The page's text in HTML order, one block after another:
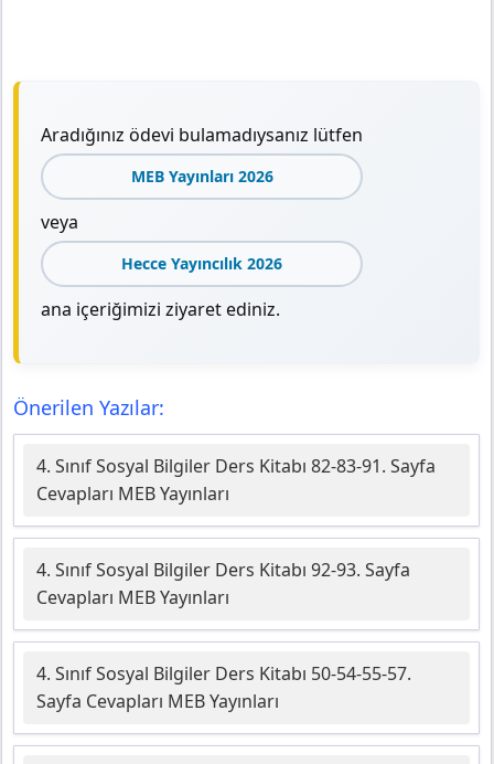
Aradığınız ödevi bulamadıysanız lütfen
MEB Yayınları 2026
veya
Hecce Yayıncılık 2026
ana içeriğimizi ziyaret ediniz.
Önerilen Yazılar:
4. Sınıf Sosyal Bilgiler Ders Kitabı 82-83-91. Sayfa
Cevapları MEB Yayınları
4. Sınıf Sosyal Bilgiler Ders Kitabı 92-93. Sayfa
Cevapları MEB Yayınları
4. Sınıf Sosyal Bilgiler Ders Kitabı 50-54-55-57.
Sayfa Cevapları MEB Yayınları